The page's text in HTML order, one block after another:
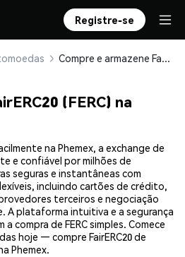
Registre-se
Compre e armazene FairERC20 (FERC) com segurança
(FERC) na
na Phemex, a exchange de
e confiável por milhões de
seguras e instantâneas com
incluindo cartões de crédito,
terceiros e negociação
A plataforma intuitiva e a segurança
compra de FERC simples. Comece
hoje — compre FairERC20 de
Phemex.